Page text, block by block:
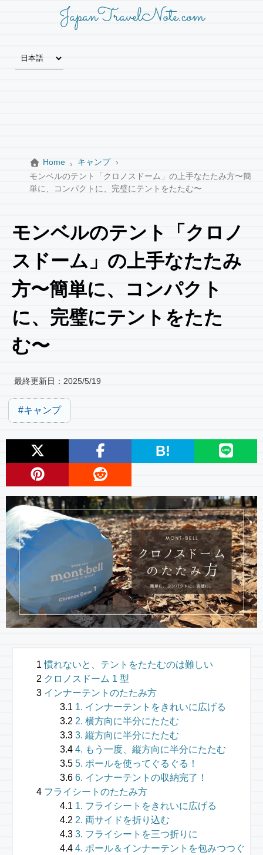
JapanTravelNote.com
Home
キャンプ
モンベルのテント「クロノスドーム」の上手なたたみ方〜簡
単に、コンパクトに、完璧にテントをたたむ〜
モンベルのテント「クロノ
スドーム」の上手なたたみ
方〜簡単に、コンパクト
に、完璧にテントをたた
む〜
最終更新日： 2025/5/19
キャンプ
B!
慣れないと、テントをたたむのは難しい
クロノスドーム 1 型
インナーテントのたたみ方
1. インナーテントをきれいに広げる
2. 横方向に半分にたたむ
3. 縦方向に半分にたたむ
4. もう一度、縦方向に半分にたたむ
5. ポールを使ってぐるぐる！
6. インナーテントの収納完了！
フライシートのたたみ方
1. フライシートをきれいに広げる
2. 両サイドを折り込む
3. フライシートを三つ折りに
4. ポール＆インナーテントを包みつつぐ